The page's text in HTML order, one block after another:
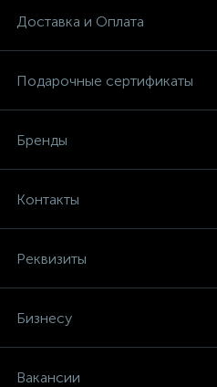
Доставка и Оплата
Подарочные сертификаты
Бренды
Контакты
Реквизиты
Бизнесу
Вакансии